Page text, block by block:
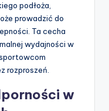
podłoża,
prowadzić do
Ta cecha
wydajności w
rozproszeń.
w